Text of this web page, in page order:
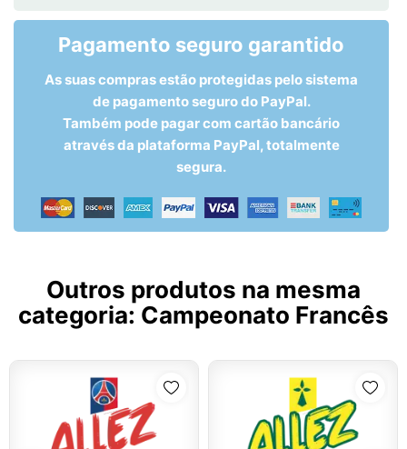
Pagamento seguro garantido
As suas compras estão protegidas pelo sistema
de pagamento seguro do PayPal.
Também pode pagar com cartão bancário
através da plataforma PayPal, totalmente
segura.
Outros produtos na mesma
categoria: Campeonato Francês